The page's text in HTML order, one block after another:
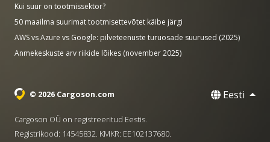
Kui suur on tootmissektor?
50 maailma suurimat tootmisettevõtet käibe järgi
AWS vs Azure vs Google: pilveteenuste turuosade suurused (2025)
Anmekeskuste arv riikide lõikes (november 2025)
© 2026 Cargoson.com Eesti
Cargoson OÜ on registreeritud Eestis.
Registrikood: 14545832. KMKR: EE102137680.